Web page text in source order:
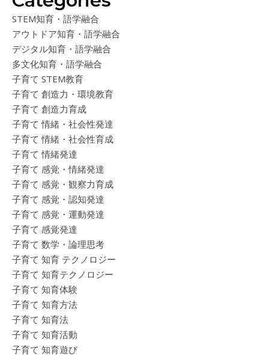
STEM知育・語学融合
アウトドア知育・語学融合
デジタル知育・語学融合
多文化知育・語学融合
子育て STEM教育
子育て 創造力・環境教育
子育て 創造力育成
子育て 情緒・社会性発達
子育て 情緒・社会性育成
子育て 情緒発達
子育て 感覚・情緒発達
子育て 感覚・観察力育成
子育て 感覚・認知発達
子育て 感覚・運動発達
子育て 感覚発達
子育て 数学・論理思考
子育て 知育 テクノロジー
子育て 知育テクノロジー
子育て 知育体験
子育て 知育方法
子育て 知育法
子育て 知育活動
子育て 知育遊び